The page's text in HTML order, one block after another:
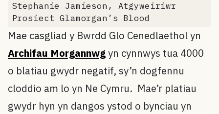
Stephanie Jamieson, Atgyweiriwr
Prosiect Glamorgan’s Blood
Mae casgliad y Bwrdd Glo Cenedlaethol yn
Archifau Morgannwgyn cynnwys tua 4000
o blatiau gwydr negatif, sy’n dogfennu
cloddio am lo yn Ne Cymru. Mae’r platiau
gwydr hyn yn dangos ystod o bynciau yn